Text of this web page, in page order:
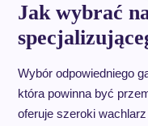
Jak wybrać
Wybór odpowiedniego
która powinna być
oferuje szeroki